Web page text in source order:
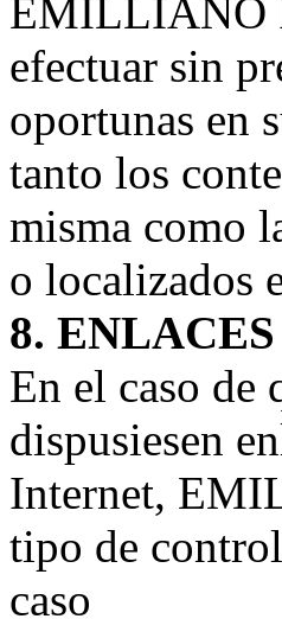
EMILLIANO
efectuar sin
oportunas en
tanto los
misma como
o localizados
8. ENLACES
En el caso de
dispusiesen
Internet,
tipo de
caso